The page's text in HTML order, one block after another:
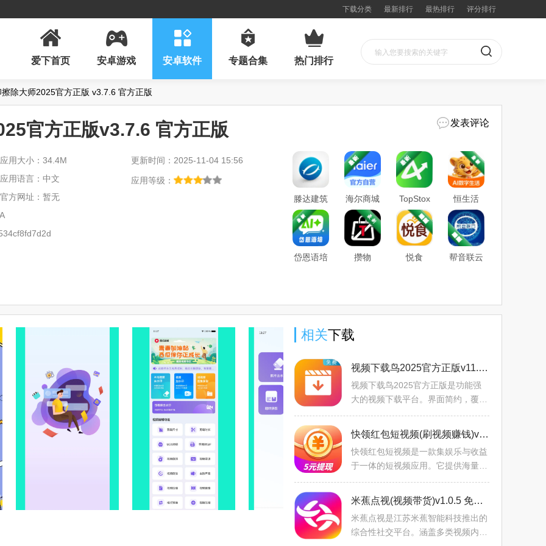
下载分类 最新排行 最热排行 评分排行
爱下首页 安卓游戏 安卓软件 专题合集 热门排行
除大师2025官方正版 v3.7.6 官方正版
官方正版v3.7.6 官方正版 发表评论
应用大小：34.4M
更新时间：2025-11-04 15:56
应用语言：中文
应用等级：
官方网址：暂无
滕达建筑 海尔商城
TopStox
领藏
恒生活
岱恩语培
攒物 悦食 帮音联云
相关下载
视频下载鸟2025官方正版v11.0.43.345231121 手机版
视频下载鸟2025官方正版是功能强
大的视频下载平台。界面简约，覆盖
持投屏与多格式，绿色无广告，还能
嗅探资源、边下边播，满足
快领红包短视频(刷视频赚钱)v1.5.2 安卓版
快领红包短视频是一款集娱乐与收益
于一体的短视频应用。它提供海量精
等类型。用户能通过刷视频、签到等
任务获金币换收益，还可
米蕉点视(视频带货)v1.0.5 免费版
米蕉点视是江苏米蕉智能科技推出的
综合性社交平台。涵盖多类视频内